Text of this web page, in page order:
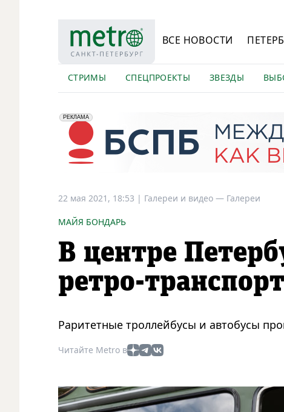
ВСЕ НОВОСТИ
СТРИМЫ СПЕЦПРОЕКТЫ ЗВЕЗДЫ
erid: 2VfnxyFybV5
РЕКЛАМА
ПАО "Банк "Санкт-Петербург", ИНН: 7831000027
22 мая 2021, 18:53 | Галереи и видео — Галереи
МАЙЯ БОНДАРЬ
В центре
ретро-
Раритетные троллейбусы и автобусы
Читайте Metro в